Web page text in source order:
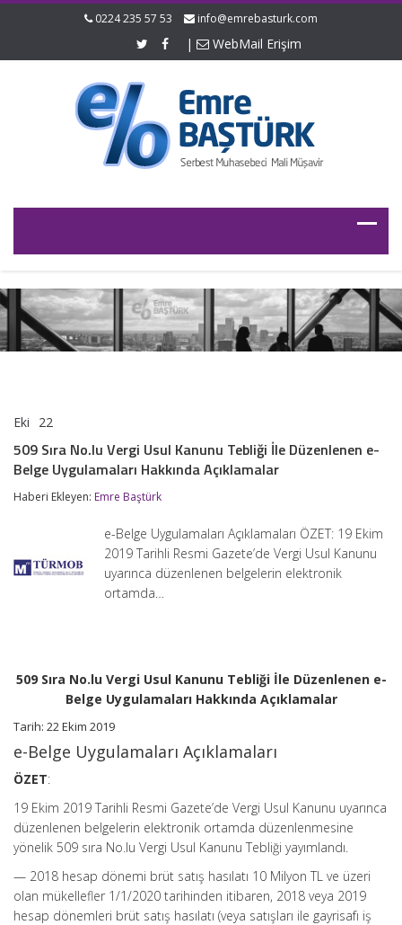
0224 235 57 53 info@emrebasturk.com
| WebMail Erişim
Eki 22
No.lu
Vergi
Kanunu
e-
Belge
Uygulamaları
509 Sıra No.lu Vergi Usul Kanunu Tebliği İle Düzenlenen e-
Belge Uygulamaları Hakkında Açıklamalar
Haberi Ekleyen: Emre Baştürk
e-Belge Uygulamaları Açıklamaları ÖZET: 19 Ekim
2019 Tarihli Resmi Gazete’de Vergi Usul Kanunu
uyarınca düzenlenen belgelerin elektronik
ortamda…
509 Sıra No.lu Vergi Usul Kanunu Tebliği İle Düzenlenen e-
Belge Uygulamaları Hakkında Açıklamalar
Tarih: 22 Ekim 2019
e-Belge Uygulamaları Açıklamaları
ÖZET:
19 Ekim 2019 Tarihli Resmi Gazete’de Vergi Usul Kanunu uyarınca
düzenlenen belgelerin elektronik ortamda düzenlenmesine
yönelik 509 sıra No.lu Vergi Usul Kanunu Tebliği yayımlandı.
— 2018 hesap dönemi brüt satış hasılatı 10 Milyon TL ve üzeri
olan mükellefler 1/1/2020 tarihinden itibaren, 2018 veya 2019
hesap dönemleri brüt satış hasılatı (veya satışları ile gayrisafı iş